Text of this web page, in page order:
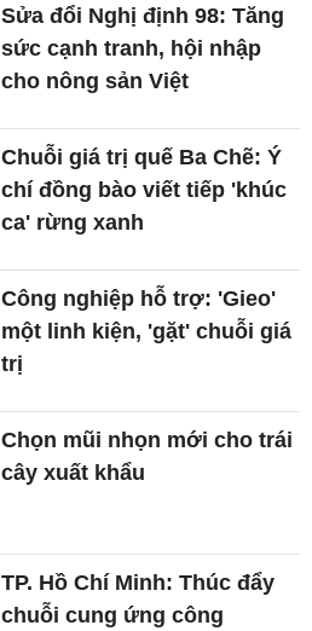
Sửa đổi Nghị định 98: Tăng
sức cạnh tranh, hội nhập
cho nông sản Việt
Chuỗi giá trị quế Ba Chẽ: Ý
chí đồng bào viết tiếp 'khúc
ca' rừng xanh
Công nghiệp hỗ trợ: 'Gieo'
một linh kiện, 'gặt' chuỗi giá
trị
Chọn mũi nhọn mới cho trái
cây xuất khẩu
TP. Hồ Chí Minh: Thúc đẩy
chuỗi cung ứng công